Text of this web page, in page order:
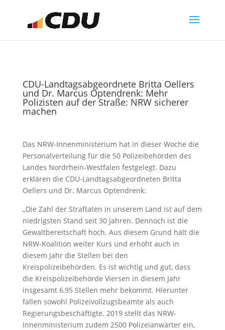
CDU-Landtagsabgeordnete Britta Oellers
und Dr. Marcus Optendrenk: Mehr
Polizisten auf der Straße: NRW sicherer
machen
Das NRW-Innenministerium hat in dieser Woche die
Personalverteilung für die 50 Polizeibehörden des
Landes Nordrhein-Westfalen festgelegt. Dazu
erklären die CDU-Landtagsabgeordneten Britta
Oellers und Dr. Marcus Optendrenk:
„Die Zahl der Straftaten in unserem Land ist auf dem
niedrigsten Stand seit 30 Jahren. Dennoch ist die
Gewaltbereitschaft hoch. Aus diesem Grund hält die
NRW-Koalition weiter Kurs und erhöht auch in
diesem Jahr die Stellen bei den
Kreispolizeibehörden. Es ist wichtig und gut, dass
die Kreispolizeibehörde Viersen in diesem Jahr
insgesamt 6,95 Stellen mehr bekommt. Hierunter
fallen sowohl Polizeivollzugsbeamte als auch
Regierungsbeschäftigte. 2019 stellt das NRW-
Innenministerium zudem 2500 Polizeianwärter ein,